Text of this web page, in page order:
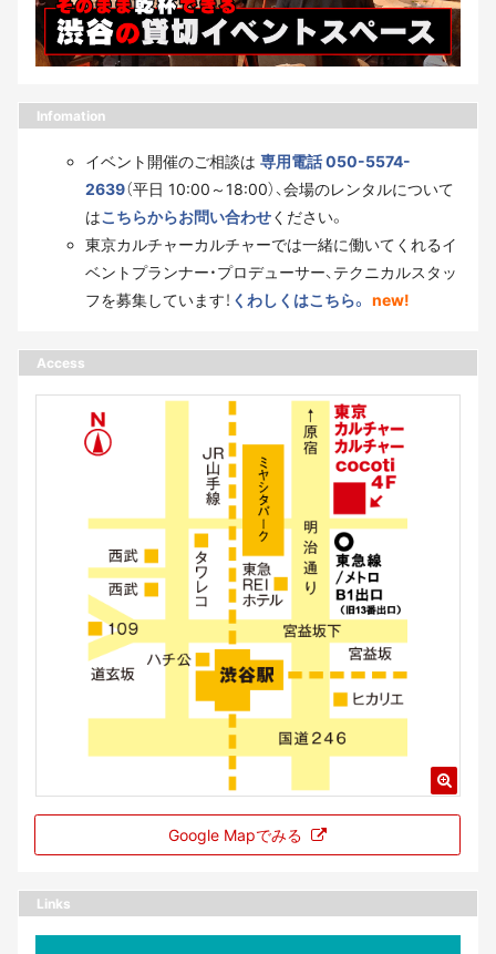
Infomation
イベント開催のご相談は 専用電話 050-5574-
2639（平日 10:00～18:00）、会場のレンタルについて
はこちらからお問い合わせください。
東京カルチャーカルチャーでは一緒に働いてくれるイ
ベントプランナー・プロデューサー、テクニカルスタッ
フを募集しています！ くわしくはこちら。 new!
Access
Google Mapでみる
Links